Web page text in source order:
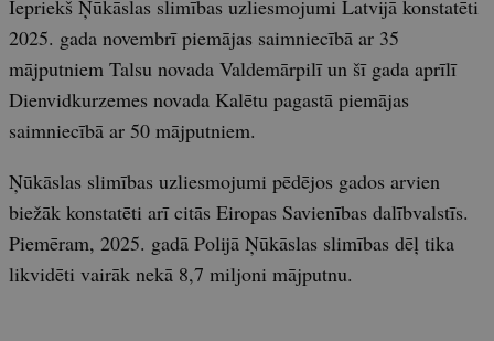
Iepriekš Ņūkāslas slimības uzliesmojumi Latvijā konstatēti
2025. gada novembrī piemājas saimniecībā ar 35
mājputniem Talsu novada Valdemārpilī un šī gada aprīlī
Dienvidkurzemes novada Kalētu pagastā piemājas
saimniecībā ar 50 mājputniem.
Ņūkāslas slimības uzliesmojumi pēdējos gados arvien
biežāk konstatēti arī citās Eiropas Savienības dalībvalstīs.
Piemēram, 2025. gadā Polijā Ņūkāslas slimības dēļ tika
likvidēti vairāk nekā 8,7 miljoni mājputnu.